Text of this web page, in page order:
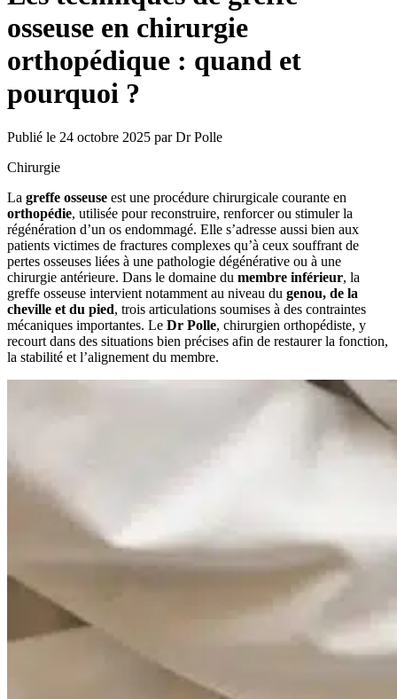
osseuse en chirurgie
orthopédique : quand et
pourquoi ?
Publié le 24 octobre 2025 par Dr Polle
Chirurgie
La greffe osseuse est une procédure chirurgicale courante en
orthopédie, utilisée pour reconstruire, renforcer ou stimuler la
régénération d’un os endommagé. Elle s’adresse aussi bien aux
patients victimes de fractures complexes qu’à ceux souffrant de
pertes osseuses liées à une pathologie dégénérative ou à une
chirurgie antérieure. Dans le domaine du membre inférieur, la
greffe osseuse intervient notamment au niveau du genou, de la
cheville et du pied, trois articulations soumises à des contraintes
mécaniques importantes. Le Dr Polle, chirurgien orthopédiste, y
recourt dans des situations bien précises afin de restaurer la fonction,
la stabilité et l’alignement du membre.